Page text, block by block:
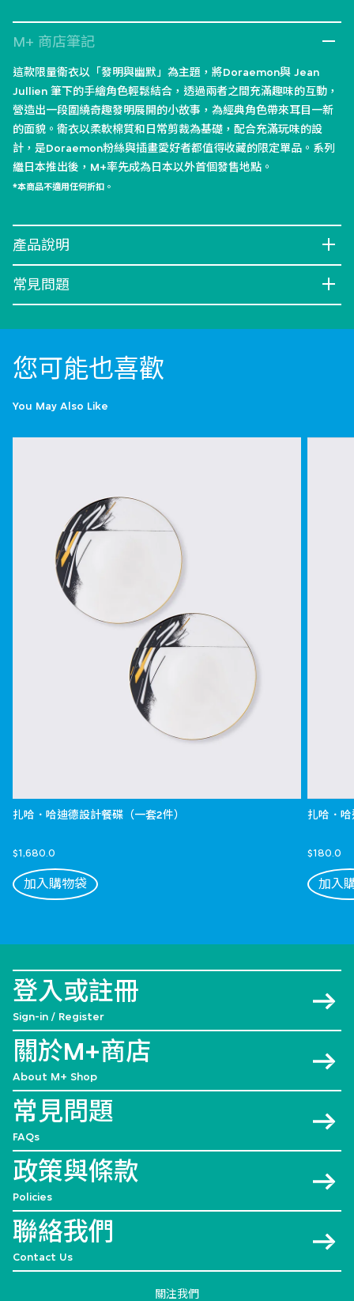
M+ 商店筆記
這款限量衛衣以「發明與幽默」為主題，將Doraemon與 Jean
Jullien 筆下的手繪角色輕鬆結合，透過兩者之間充滿趣味的互動，
營造出一段圍繞奇趣發明展開的小故事，為經典角色帶來耳目一新
的面貌。衛衣以柔軟棉質和日常剪裁為基礎，配合充滿玩味的設
計，是Doraemon粉絲與插畫愛好者都值得收藏的限定單品。系列
繼日本推出後，M+率先成為日本以外首個發售地點。
*本商品不適用任何折扣。
產品說明
常見問題
您可能也喜歡
You May Also Like
扎哈．哈迪德設計餐碟（一套2件）
$1,680.0
加入購物袋
扎哈．
$180.0
加入
登入或註冊
Sign-in / Register
關於M+商店
About M+ Shop
常見問題
FAQs
政策與條款
Policies
聯絡我們
Contact Us
關注我們